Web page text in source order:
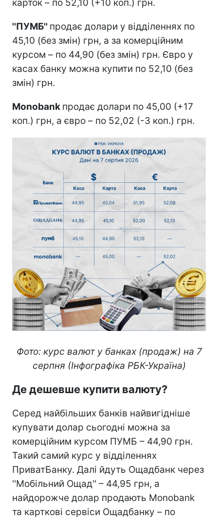
карток – по 52,10 (+10 коп.) грн.
''ПУМБ'' продає долари у відділеннях по
45,10 (без змін) грн, а за комерційним
курсом – по 44,90 (без змін) грн. Євро у
касах банку можна купити по 52,10 (без
змін) грн.
Monobank продає долари по 45,00 (+17
коп.) грн, а євро – по 52,02 (-3 коп.) грн.
Фото: курс валют у банках (продаж) на 7
серпня (Інфографіка РБК-Україна)
Де дешевше купити валюту?
Серед найбільших банків найвигідніше
купувати долар сьогодні можна за
комерційним курсом ПУМБ – 44,90 грн.
Такий самий курс у відділеннях
ПриватБанку. Далі йдуть Ощадбанк через
''Мобільний Ощад'' – 44,95 грн, а
найдорожче долар продають Monobank
та карткові сервіси Ощадбанку – по